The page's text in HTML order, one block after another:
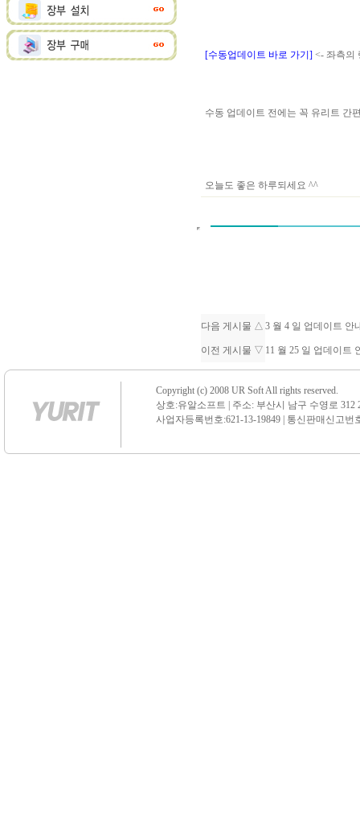
[수동업데이트 바로 가기] <- 좌측의
수동 업데이트 전에는 꼭 유리트 간
오늘도 좋은 하루되세요 ^^
다음 게시물 △ 3 월 4 일 업데이트 안
이전 게시물 ▽ 11 월 25 일 업데이트
Copyright (c) 2008 UR Soft All rights reserved.
상호:유알소프트 | 주소: 부산시 남구 수영로 312
사업자등록번호:621-13-19849 | 통신판매신고번